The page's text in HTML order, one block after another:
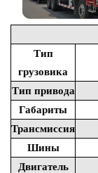
Тип
грузовика
Тип привода
Габариты
Трансмиссия
Шины
Двигатель